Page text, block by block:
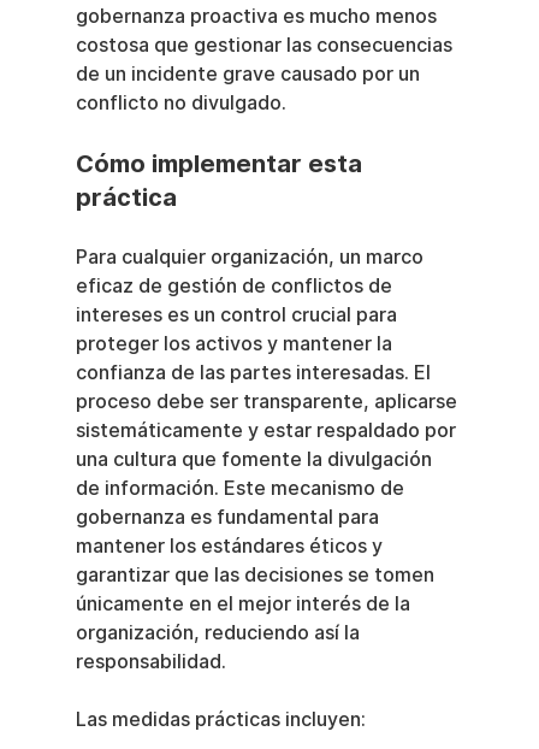
gobernanza proactiva es mucho menos
costosa que gestionar las consecuencias
de un incidente grave causado por un
conflicto no divulgado.
Cómo implementar esta
práctica
Para cualquier organización, un marco
eficaz de gestión de conflictos de
intereses es un control crucial para
proteger los activos y mantener la
confianza de las partes interesadas. El
proceso debe ser transparente, aplicarse
sistemáticamente y estar respaldado por
una cultura que fomente la divulgación
de información. Este mecanismo de
gobernanza es fundamental para
mantener los estándares éticos y
garantizar que las decisiones se tomen
únicamente en el mejor interés de la
organización, reduciendo así la
responsabilidad.
Las medidas prácticas incluyen: